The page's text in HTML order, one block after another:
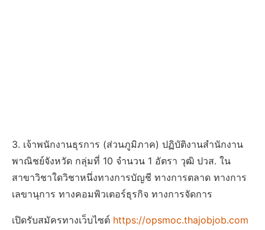
3. เจ้าพนักงานธุรการ (ส่วนภูมิภาค) ปฏิบัติงานสำนักงาน
พาณิชย์จังหวัด กลุ่มที่ 10 จำนวน 1 อัตรา วุฒิ ปวส. ใน
สาขาวิชาใดวิชาหนึ่งทางการบัญชี ทางการตลาด ทางการ
เลขานุการ ทางคอมพิวเตอร์ธุรกิจ ทางการจัดการ
เปิดรับสมัครทางเว็บไซต์ https://opsmoc.thajobjob.com